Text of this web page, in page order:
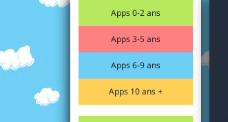
Apps 0-2 ans
Apps 3-5 ans
Apps 6-9 ans
Apps 10 ans +